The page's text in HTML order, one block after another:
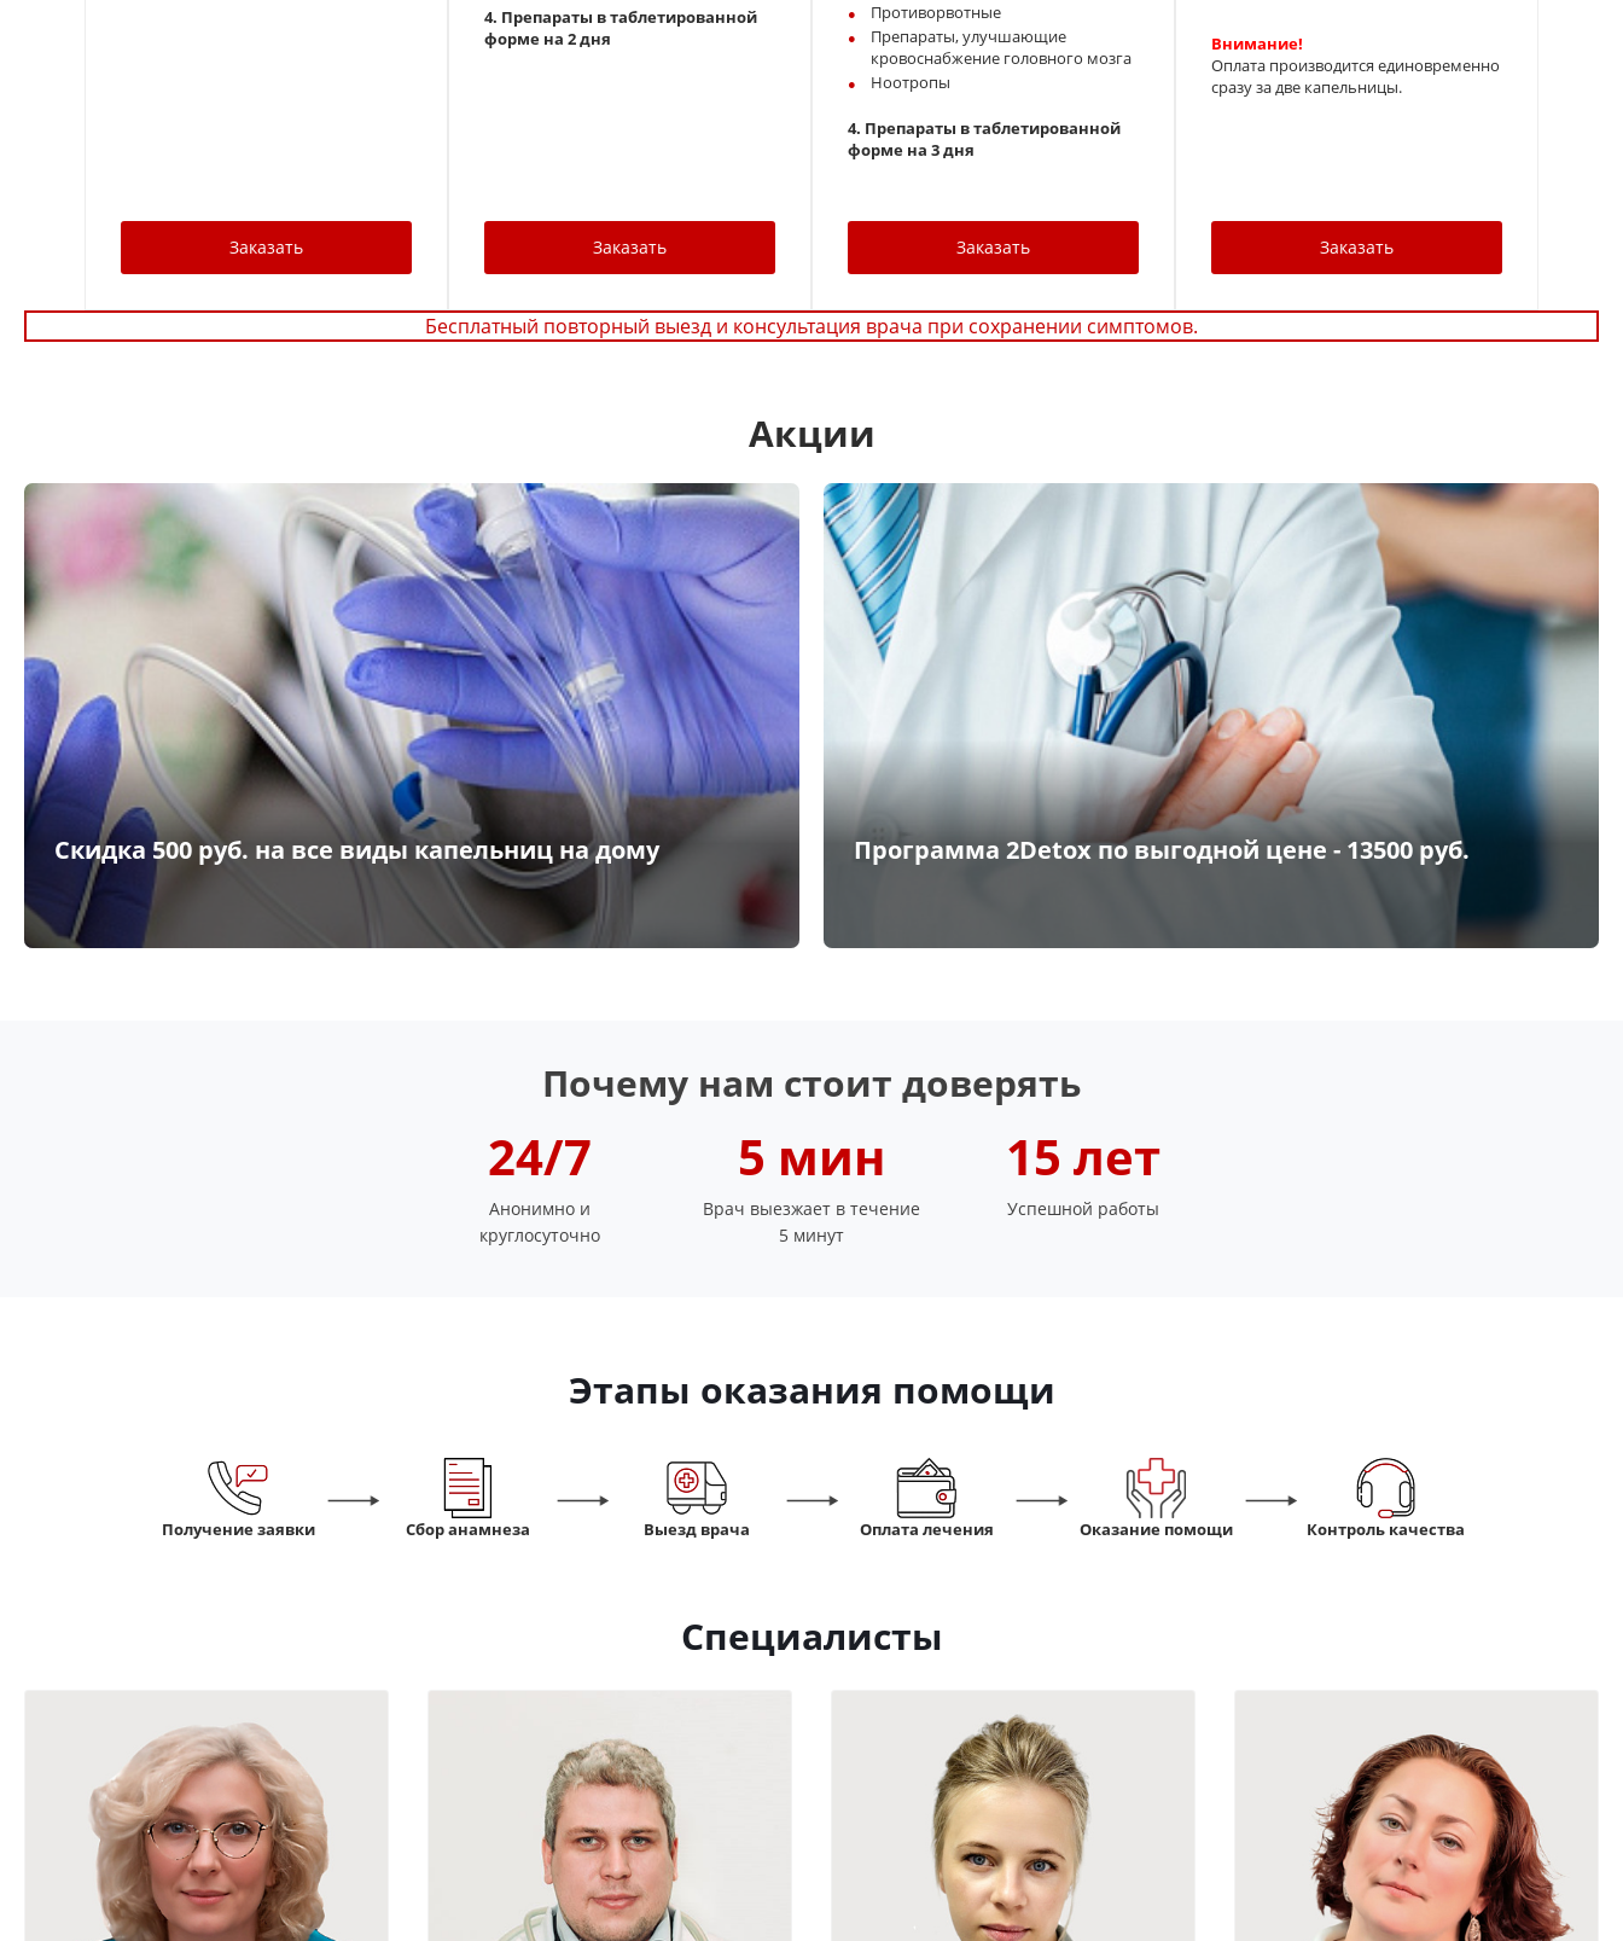
Заказать
4. Препараты в таблетированной
форме на 2 дня
Заказать
Противорвотные
Препараты, улучшающие
кровоснабжение головного мозга
Ноотропы
4. Препараты в таблетированной
форме на 3 дня
Заказать
Внимание!
Оплата производится единовременно
сразу за две капельницы.
Заказать
Бесплатный повторный выезд и консультация врача при сохранении симптомов.
Акции
Скидка 500 руб. на все виды капельниц на дому Программа 2Detox по выгодной цене - 13500 руб.
Почему нам стоит доверять
24/7
Анонимно и
круглосуточно
5 мин
Врач выезжает в течение
5 минут
15 лет
Успешной работы
Этапы оказания помощи
Получение заявки Сбор анамнеза Выезд врача Оплата лечения Оказание помощи Контроль качества
Специалисты